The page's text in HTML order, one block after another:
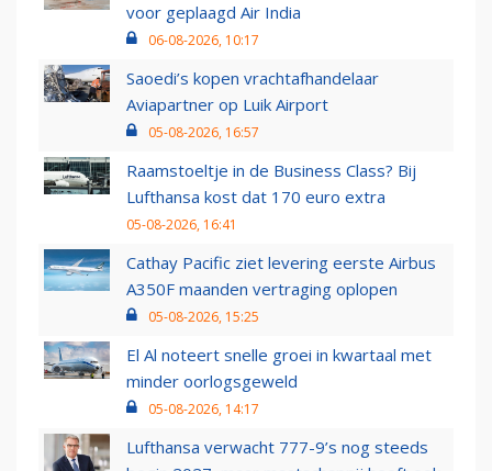
voor geplaagd Air India
06-08-2026, 10:17
Saoedi’s kopen vrachtafhandelaar
Aviapartner op Luik Airport
05-08-2026, 16:57
Raamstoeltje in de Business Class? Bij
Lufthansa kost dat 170 euro extra
05-08-2026, 16:41
Cathay Pacific ziet levering eerste Airbus
A350F maanden vertraging oplopen
05-08-2026, 15:25
El Al noteert snelle groei in kwartaal met
minder oorlogsgeweld
05-08-2026, 14:17
Lufthansa verwacht 777-9’s nog steeds